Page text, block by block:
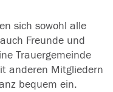
sich sowohl alle
Freunde und
Trauergemeinde
anderen Mitgliedern
bequem ein.